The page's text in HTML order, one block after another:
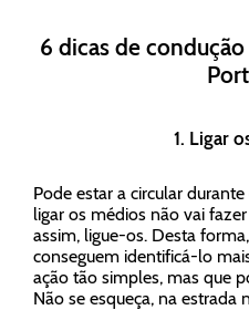
6 dicas de
1. Ligar
Pode estar a circular
ligar os médios não vai
assim, ligue-os. Desta
conseguem identificá-lo
ação tão simples, mas que
Não se esqueça, na estrada